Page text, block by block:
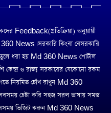
Feedback(প্রতিক্রিয়া) অনুয়ায়ী
360 News। সরকারি কিংবা বেসরকারি
ধরা হয় Md 360 News পোর্টাল
কেন্দ্র ও রাজ্য সরকারের যেকোনো রকম
নিয়মিত চোঁখ রাখুন Md 360
চেষ্টা করি সহজ সরল ভাষায় সমস্ত
ভিজিট করুন Md 360 News